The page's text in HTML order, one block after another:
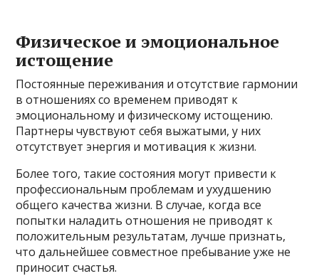
Физическое и эмоциональное
истощение
Постоянные переживания и отсутствие гармонии
в отношениях со временем приводят к
эмоциональному и физическому истощению.
Партнеры чувствуют себя выжатыми, у них
отсутствует энергия и мотивация к жизни.
Более того, такие состояния могут привести к
профессиональным проблемам и ухудшению
общего качества жизни. В случае, когда все
попытки наладить отношения не приводят к
положительным результатам, лучше признать,
что дальнейшее совместное пребывание уже не
приносит счастья.